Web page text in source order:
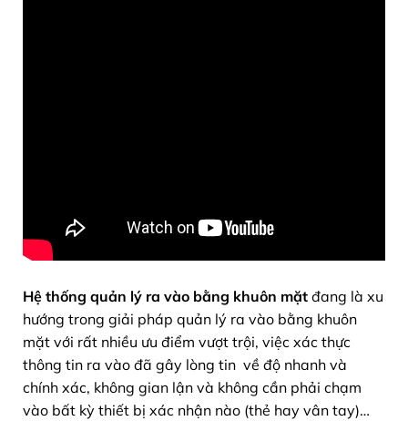
Hệ thống quản lý ra vào bằng khuôn mặt đang là xu
hướng trong giải pháp quản lý ra vào bằng khuôn
mặt với rất nhiều ưu điểm vượt trội, việc xác thực
thông tin ra vào đã gây lòng tin về độ nhanh và
chính xác, không gian lận và không cần phải chạm
vào bất kỳ thiết bị xác nhận nào (thẻ hay vân tay)…